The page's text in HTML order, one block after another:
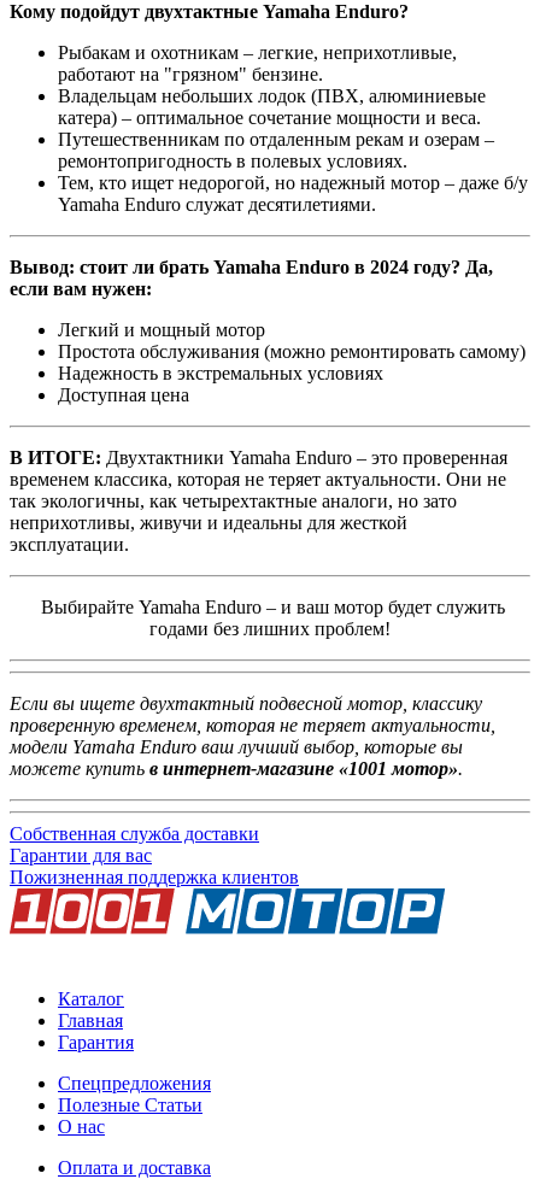
Кому подойдут двухтактные Yamaha Enduro?
Рыбакам и охотникам – легкие, неприхотливые,
работают на "грязном" бензине.
Владельцам небольших лодок (ПВХ, алюминиевые
катера) – оптимальное сочетание мощности и веса.
Путешественникам по отдаленным рекам и озерам –
ремонтопригодность в полевых условиях.
Тем, кто ищет недорогой, но надежный мотор – даже б/у
Yamaha Enduro служат десятилетиями.
Вывод: стоит ли брать Yamaha Enduro в 2024 году? Да,
если вам нужен:
Легкий и мощный мотор
Простота обслуживания (можно ремонтировать самому)
Надежность в экстремальных условиях
Доступная цена
В ИТОГЕ: Двухтактники Yamaha Enduro – это проверенная
временем классика, которая не теряет актуальности. Они не
так экологичны, как четырехтактные аналоги, но зато
неприхотливы, живучи и идеальны для жесткой
эксплуатации.
Выбирайте Yamaha Enduro – и ваш мотор будет служить
годами без лишних проблем!
Если вы ищете двухтактный подвесной мотор, классику
проверенную временем, которая не теряет актуальности,
модели Yamaha Enduro ваш лучший выбор, которые вы
можете купить в интернет-магазине «1001 мотор».
Собственная служба доставки
Гарантии для вас
Пожизненная поддержка клиентов
Каталог
Главная
Гарантия
Спецпредложения
Полезные Статьи
О нас
Оплата и доставка